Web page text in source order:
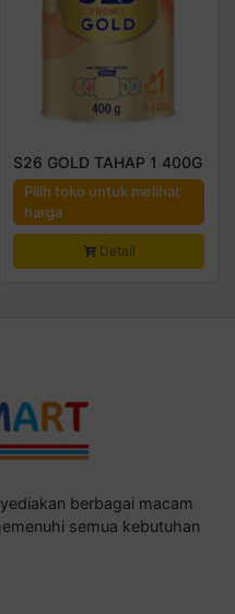
S26 GOLD TAHAP 1 400G
Pilih toko untuk melihat
harga
Detail
berbagai macam
semua kebutuhan